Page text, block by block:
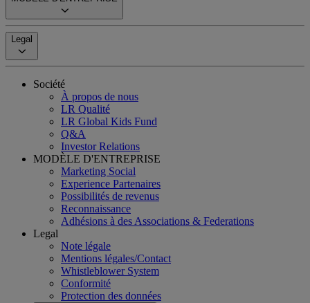
Legal
Société
À propos de nous
LR Qualité
LR Global Kids Fund
Q&A
Investor Relations
MODÈLE D'ENTREPRISE
Marketing Social
Experience Partenaires
Possibilités de revenus
Reconnaissance
Adhésions à des Associations & Federations
Legal
Note légale
Mentions légales/Contact
Whistleblower System
Conformité
Protection des données